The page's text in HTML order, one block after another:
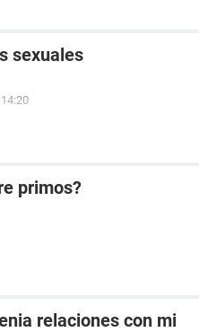
sexuales
primos?
relaciones con mi